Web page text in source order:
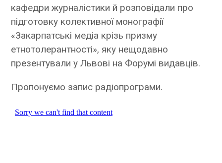
кафедри журналістики й розповідали про
підготовку колективної монографії
«Закарпатські медіа крізь призму
етнотолерантності», яку нещодавно
презентували у Львові на Форумі видавців.
Пропонуємо запис радіопрограми.